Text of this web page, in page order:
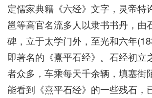
定儒家典籍《六经》文字，灵帝特
邕等高官名流多人以隶书书丹，由
碑，立于太学门外，至光和六年
即著名的《熹平石经》。石经初立
者众多，车乘每天千余辆，填塞街
能看到《熹平石经》的一些残石，